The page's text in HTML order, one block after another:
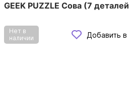
GEEK PUZZLE Сова (7
Нет в
наличии
Добавить в